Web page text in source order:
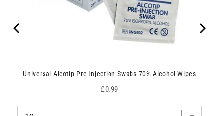
Universal Alcotip Pre Injection Swabs 70% Alcohol Wipes
Price
£0.99